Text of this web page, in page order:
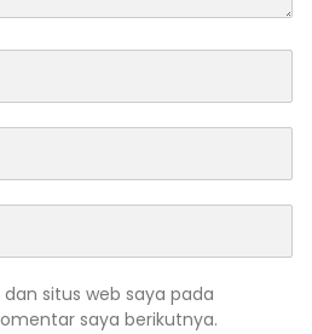
situs web saya pada
saya berikutnya.